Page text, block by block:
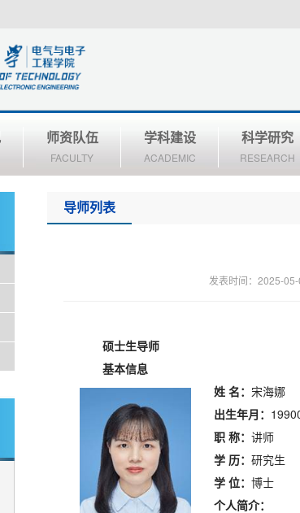
师资队伍
FACULTY
学科建设
ACADEMIC
科学研究
RESEARCH
导师列表
发表时间：2025-
硕士生导师
基本信息
姓 名： 宋海娜
出生年月：
职 称： 讲师
学 历： 研究生
学 位： 博士
个人简介：